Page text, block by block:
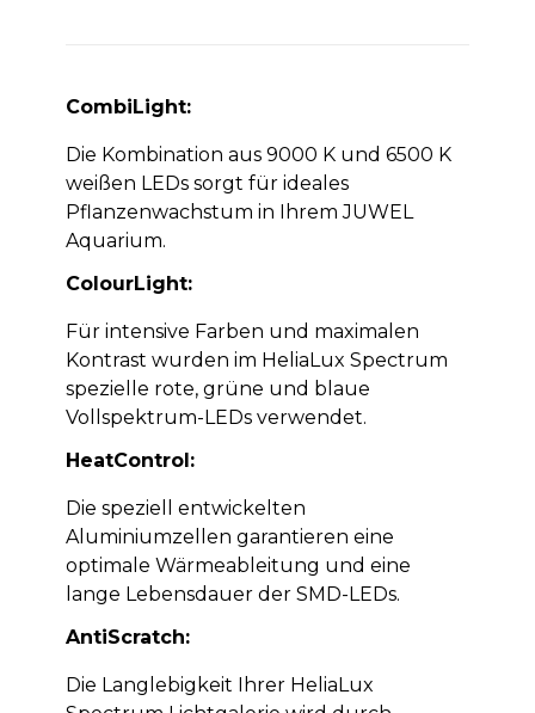
CombiLight:
Die Kombination aus 9000 K und 6500 K
weißen LEDs sorgt für ideales
Pflanzenwachstum in Ihrem JUWEL
Aquarium.
ColourLight:
Für intensive Farben und maximalen
Kontrast wurden im HeliaLux Spectrum
spezielle rote, grüne und blaue
Vollspektrum-LEDs verwendet.
HeatControl:
Die speziell entwickelten
Aluminiumzellen garantieren eine
optimale Wärmeableitung und eine
lange Lebensdauer der SMD-LEDs.
AntiScratch:
Die Langlebigkeit Ihrer HeliaLux